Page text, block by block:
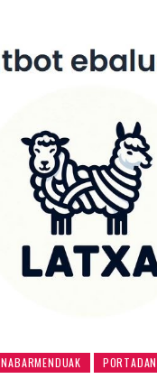
NABARMENDUAK PORTADAN